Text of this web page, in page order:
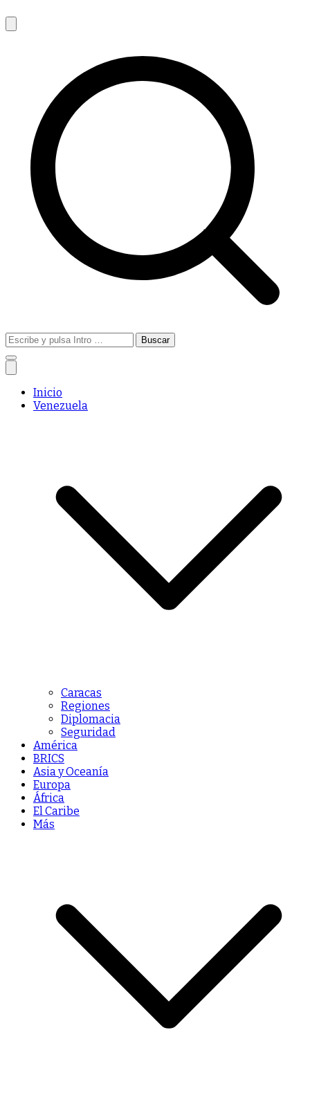
Buscar:
Inicio
Venezuela
Caracas
Regiones
Diplomacia
Seguridad
América
BRICS
Asia y Oceanía
Europa
África
El Caribe
Más